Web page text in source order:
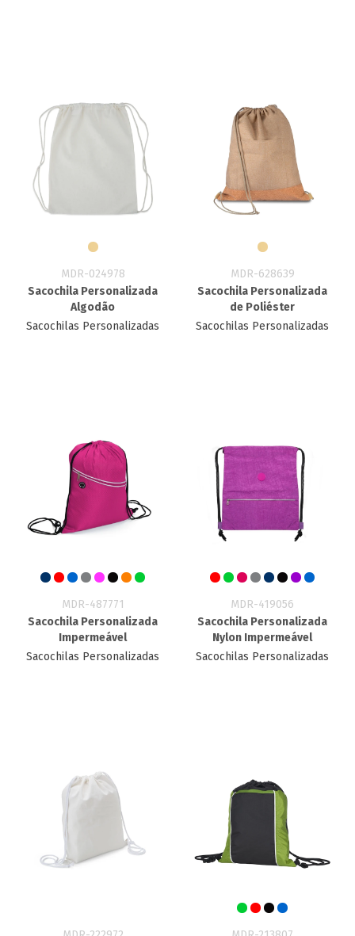
MDR-024978
Sacochila Personalizada
Algodão
Sacochilas Personalizadas
MDR-628639
Sacochila Personalizada
de Poliéster
Sacochilas Personalizadas
MDR-487771
Sacochila Personalizada
Impermeável
Sacochilas Personalizadas
MDR-419056
Sacochila Personalizada
Nylon Impermeável
Sacochilas Personalizadas